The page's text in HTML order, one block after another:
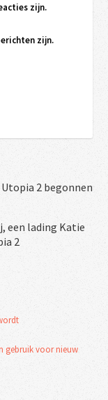
zijn.
zijn.
2 begonnen
een lading Katie
2
gebruik voor nieuw